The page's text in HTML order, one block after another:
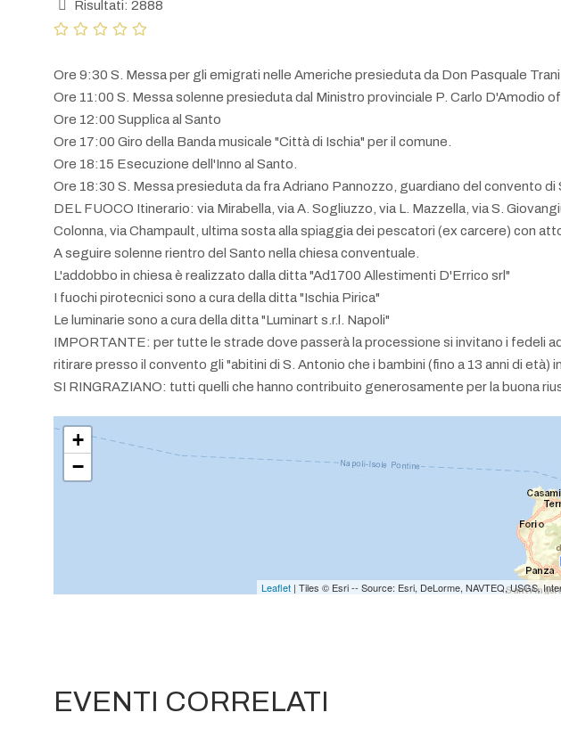
Risultati: 2888
Ore 9:30 S. Messa per gli emigrati nelle Americhe presieduta da Don Pasquale
Ore 11:00 S. Messa solenne presieduta dal Ministro provinciale P. Carlo D'Amodio
Ore 12:00 Supplica al Santo
Ore 17:00 Giro della Banda musicale "Città di Ischia" per il comune.
Ore 18:15 Esecuzione dell'Inno al Santo.
Ore 18:30 S. Messa presieduta da fra Adriano Pannozzo, guardiano del convento
DEL FUOCO Itinerario: via Mirabella, via A. Sogliuzzo, via L. Mazzella, via S.
Colonna, via Champault, ultima sosta alla spiaggia dei pescatori (ex carcere) con
A seguire solenne rientro del Santo nella chiesa conventuale.
L'addobbo in chiesa è realizzato dalla ditta "Ad1700 Allestimenti D'Errico srl"
I fuochi pirotecnici sono a cura della ditta "Ischia Pirica"
Le luminarie sono a cura della ditta "Luminart s.r.l. Napoli"
IMPORTANTE: per tutte le strade dove passerà la processione si invitano i fedeli
ritirare presso il convento gli "abitini di S. Antonio che i bambini (fino a 13 anni di età)
SI RINGRAZIANO: tutti quelli che hanno contribuito generosamente per la buona
+
−
Leaflet | Tiles © Esri -- Source: Esri, DeLorme, NAVTEQ, USGS,
EVENTI CORRELATI